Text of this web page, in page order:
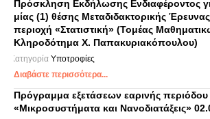
Πρόσκληση Εκδήλωσης Ενδιαφέροντος
μίας (1) θέσης Μεταδιδακτορικής
περιοχή «Στατιστική» (Τομέας
Κληροδότημα Χ. Παπακυριακόπουλου)
Κατηγορία Υποτροφίες
Διαβάστε περισσότερα...
Πρόγραμμα εξετάσεων εαρινής
«Μικροσυστήματα και Νανοδιατάξεις»